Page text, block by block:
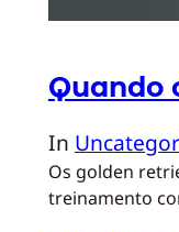
Quando
In
Os golden
treinamento